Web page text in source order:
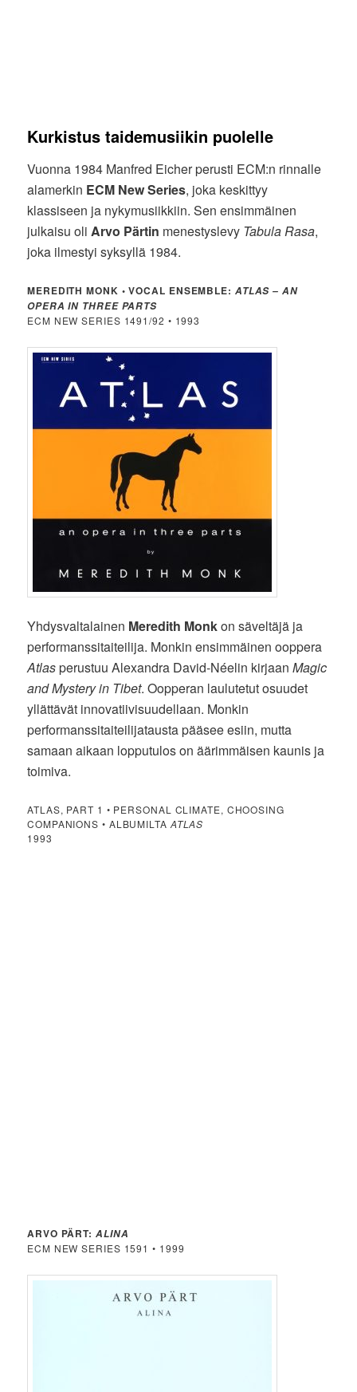
Kurkistus taidemusiikin puolelle
Vuonna 1984 Manfred Eicher perusti ECM:n rinnalle
alamerkin ECM New Series, joka keskittyy
klassiseen ja nykymusiikkiin. Sen ensimmäinen
julkaisu oliArvo Pärtin menestyslevy Tabula Rasa,
joka ilmestyi syksyllä 1984.
MEREDITH MONK • VOCAL ENSEMBLE: ATLAS – AN
OPERA IN THREE PARTS
ECM NEW SERIES 1491/92 • 1993
Yhdysvaltalainen Meredith Monkon säveltäjä ja
performanssitaiteilija. Monkin ensimmäinen ooppera
Atlasperustuu Alexandra David-Néelin kirjaanMagic
and Mystery in Tibet. Oopperan laulutetut osuudet
yllättävät innovatiivisuudellaan. Monkin
performanssitaiteilijatausta pääsee esiin, mutta
samaan aikaan lopputulos on äärimmäisen kaunis ja
toimiva.
ATLAS, PART 1 • PERSONAL CLIMATE, CHOOSING
COMPANIONS • ALBUMILTA ATLAS
1993
ARVO PÄRT: ALINA
ECM NEW SERIES 1591 • 1999